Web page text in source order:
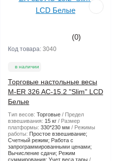
(0)
Код товара: 3040
в наличии
Торговые настольные весы
M-ER 326 AC-15.2 "Slim" LCD
Белые
Тип весов: Торговые
Предел
взвешивания: 15 кг
Размер
платформы: 330*230 мм
Режимы
работы: Простое взвешивание;
Счетный режим; Работа с
запрограммированными ценами;
Вычисление сдачи; Режим
суммирования; Учет веса тары